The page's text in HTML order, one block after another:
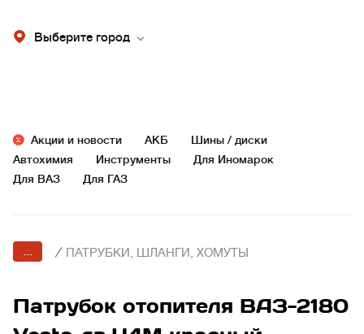
Выберите город
Акции и новости АКБ
Шины / диски
Автохимия
Инструменты
Для Иномарок
Для ВАЗ
Для ГАЗ
... / ПАТРУБКИ, ШЛАНГИ, ХОМУТЫ
Патрубок отопителя ВАЗ-2180